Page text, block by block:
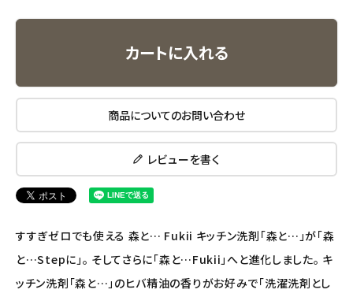
アルモニベルツ
コラム・スタッフのおすすめ
カートに入れる
商品についてのお問い合わせ
レビューを書く
すすぎゼロでも使える 森と… Fukii キッチン洗剤「森と…」が「森
と…Stepに」。 そしてさらに「森と…Fukii」へと進化しました。 キ
ッチン洗剤「森と…」のヒバ精油の香りがお好みで「洗濯洗剤とし